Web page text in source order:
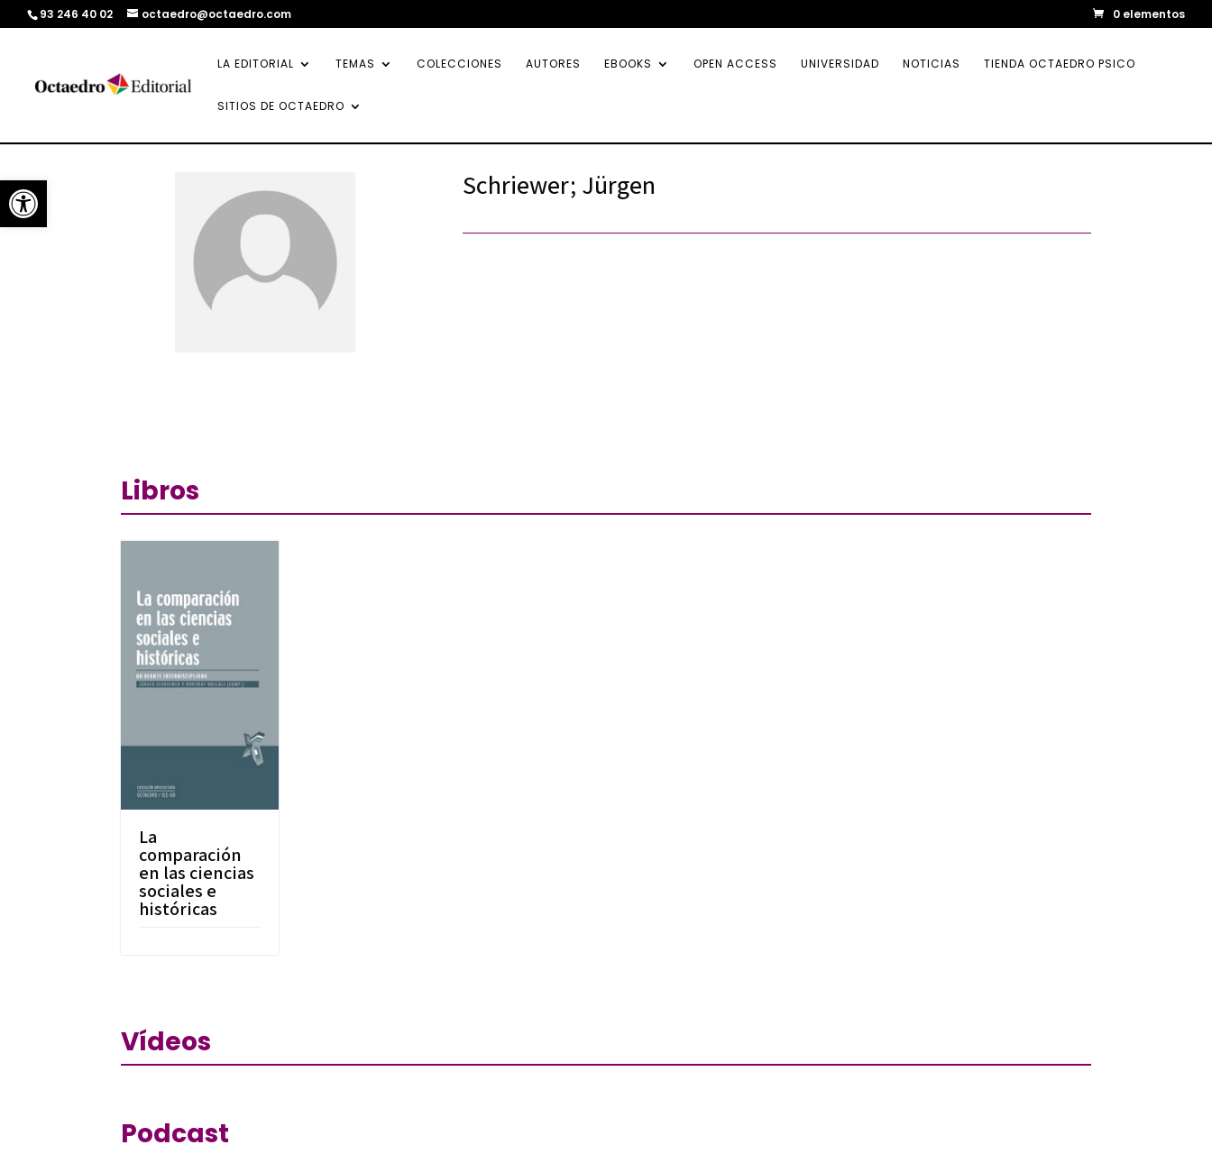
Abrir barra de herramientas
93 246 40 02 octaedro@octaedro.com 0 elementos
LA EDITORIAL TEMAS COLECCIONES AUTORES EBOOKS OPEN ACCESS UNIVERSIDAD NOTICIAS TIENDA OCTAEDRO PSICO
SITIOS DE OCTAEDRO
Schriewer; Jürgen
Libros
La
comparación
en las ciencias
sociales e
históricas
Vídeos
Podcast